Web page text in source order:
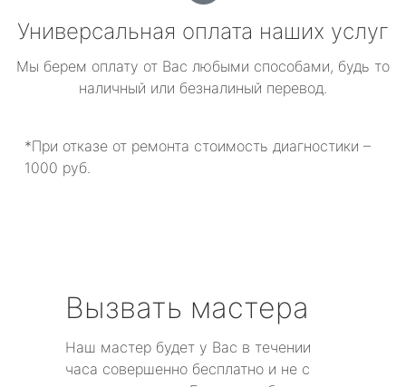
Универсальная оплата наших услуг
Мы берем оплату от Вас любыми способами, будь то
наличный или безналиный перевод.
*При отказе от ремонта стоимость диагностики –
1000 руб.
Вызвать мастера
Наш мастер будет у Вас в течении
часа совершенно бесплатно и не с